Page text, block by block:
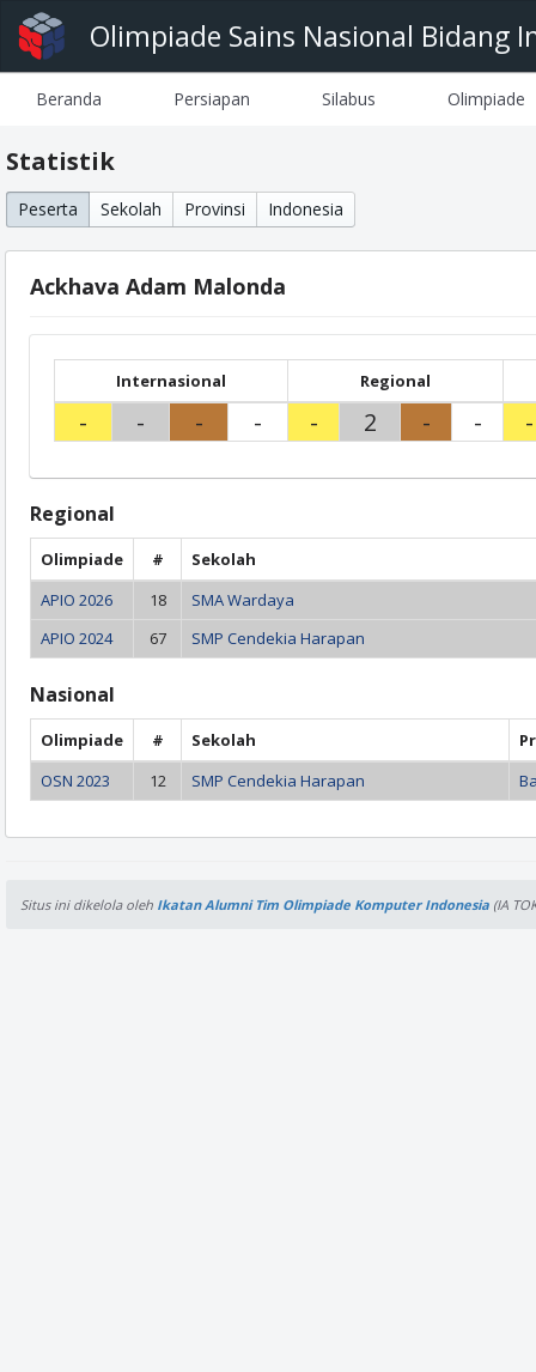
Olimpiade Sains Nasional Bidang
Beranda Persiapan Silabus Olimpiade
Statistik
Peserta Sekolah Provinsi Indonesia
Ackhava Adam Malonda
Internasional Regional
- - - - - 2 - - -
Regional
Olimpiade #
Sekolah
APIO 2026
18
SMA Wardaya
APIO 2024
67 SMP Cendekia Harapan
Nasional
Olimpiade # Sekolah
OSN 2023
12 SMP Cendekia Harapan
Situs ini dikelola oleh Ikatan Alumni Tim Olimpiade Komputer Indonesia (IA